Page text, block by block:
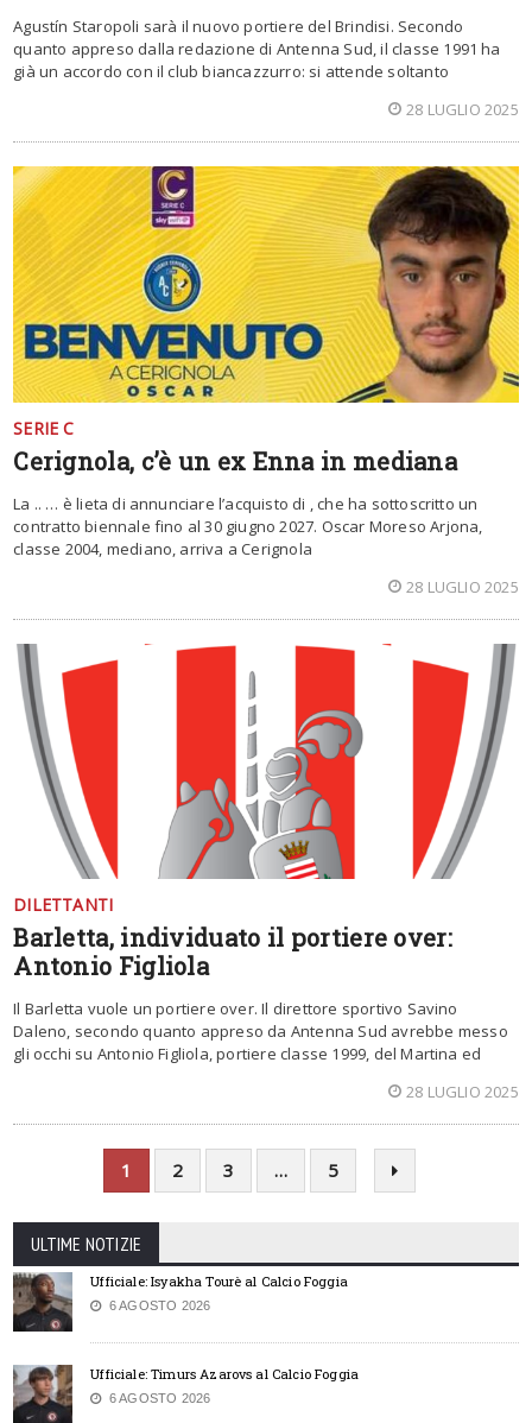
Agustín Staropoli sarà il nuovo portiere del Brindisi. Secondo
quanto appreso dalla redazione di Antenna Sud, il classe 1991 ha
già un accordo con il club biancazzurro: si attende soltanto
28 LUGLIO 2025
SERIE C
Cerignola, c’è un ex Enna in mediana
La .. … è lieta di annunciare l’acquisto di , che ha sottoscritto un
contratto biennale fino al 30 giugno 2027. Oscar Moreso Arjona,
classe 2004, mediano, arriva a Cerignola
28 LUGLIO 2025
DILETTANTI
Barletta, individuato il portiere over:
Antonio Figliola
Il Barletta vuole un portiere over. Il direttore sportivo Savino
Daleno, secondo quanto appreso da Antenna Sud avrebbe messo
gli occhi su Antonio Figliola, portiere classe 1999, del Martina ed
28 LUGLIO 2025
1 2 3 … 5
ULTIME NOTIZIE
Ufficiale: Isyakha Tourè al Calcio Foggia
6 AGOSTO 2026
Ufficiale: Timurs Azarovs al Calcio Foggia
6 AGOSTO 2026